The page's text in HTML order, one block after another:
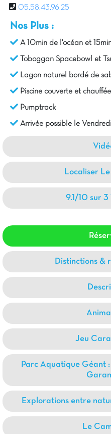
05.58.43.96.25
Nos Plus :
A 10min de l'océan et
Toboggan Spacebowl et
Lagon naturel bordé de
Piscine couverte et chauffée
Pumptrack
Arrivée possible le Vendredi
Localiser
9.1/10 sur 3
Distinctions &
Jeu
Parc Aquatique Géant
Explorations entre
Le